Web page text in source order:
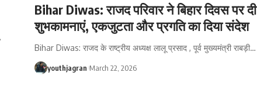
Bihar Diwas: राजद परिवार ने बिहार दिवस पर दी
शुभकामनाएं, एकजुटता और प्रगति का दिया संदेश
Bihar Diwas: राजद के राष्ट्रीय अध्यक्ष लालू प्रसाद , पूर्व मुख्यमंत्री राबड़ी…
youthjagran March 22, 2026